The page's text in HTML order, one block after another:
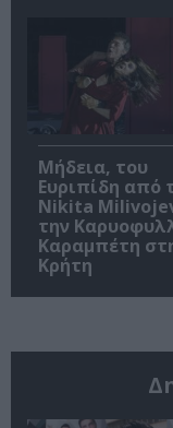
Μήδεια, του
Ευριπίδη από
Nikita
την
Καραμπέτη
Κρήτη